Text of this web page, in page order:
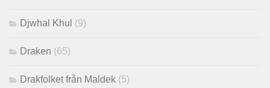
Djwhal Khul (9)
Draken (65)
Drakfolket från Maldek (5)